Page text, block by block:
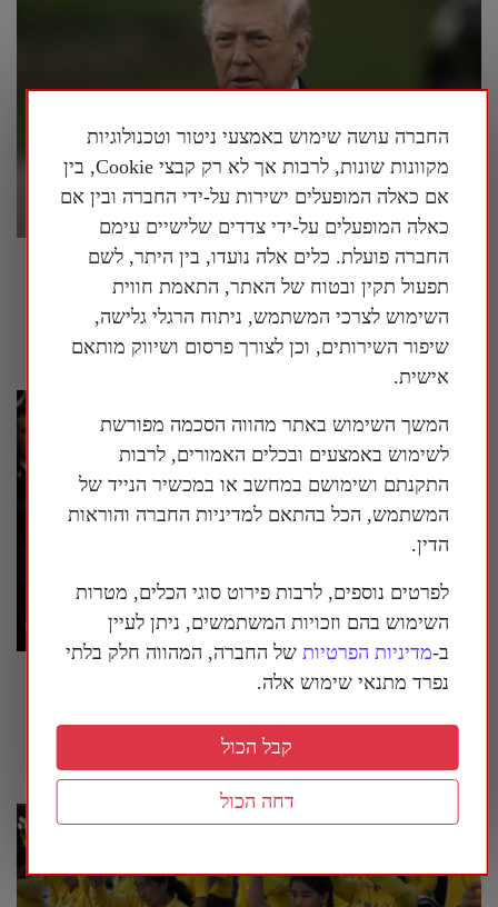
פרשן על המלחמה באיראן: "אסור לשכוח
שמטרתה של איראן היא להשתלט על העולם"
טראמפ הורה: להציב שלטי אזהרה סביב מוזיאון
החברה עושה שימוש באמצעי ניטור וטכנולוגיות
מקוונות שונות, לרבות אך לא רק קבצי Cookie, בין
אם כאלה המופעלים ישירות על-ידי החברה ובין אם
כאלה המופעלים על-ידי צדדים שלישיים עימם
החברה פועלת. כלים אלה נועדו, בין היתר, לשם
תפעול תקין ובטוח של האתר, התאמת חווית
השימוש לצרכי המשתמש, ניתוח הרגלי גלישה,
שיפור השירותים, וכן לצורך פרסום ושיווק מותאם
אישית.
המשך השימוש באתר מהווה הסכמה מפורשת
לשימוש באמצעים ובכלים האמורים, לרבות
התקנתם ושימושם במחשב או במכשיר הנייד של
המשתמש, הכל בהתאם למדיניות החברה והוראות
הדין.
לפרטים נוספים, לרבות פירוט סוגי הכלים, מטרות
השימוש בהם וזכויות המשתמשים, ניתן לעיין
ב-מדיניות הפרטיות של החברה, המהווה חלק בלתי
נפרד מתנאי שימוש אלה.
דחה הכול
קבל הכול